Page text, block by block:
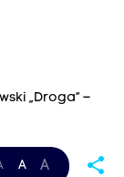
„Droga” –
A A share